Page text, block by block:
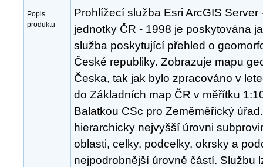
Popis
produktu
Prohlížecí služba Esri ArcGIS Server
jednotky ČR - 1998 je poskytována
služba poskytující přehled o
České republiky. Zobrazuje mapu
Česka, tak jak bylo zpracováno v
do Základních map ČR v měřítku
Balatkou CSc pro Zeměměřický
hierarchicky nejvyšší úrovni
oblasti, celky, podcelky, okrsky a
nejpodrobnější úrovně částí. Službu